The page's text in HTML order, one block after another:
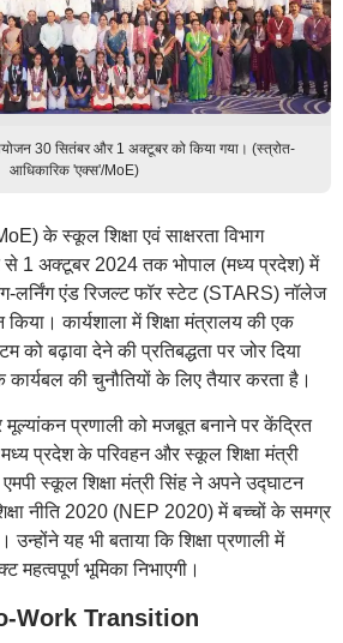
30 सितंबर और 1 अक्टूबर को किया गया। (स्त्रोत-
आधिकारिक 'एक्स'/MoE)
के स्कूल शिक्षा एवं साक्षरता विभाग
1 अक्टूबर 2024 तक भोपाल (मध्य प्रदेश) में
लर्निंग एंड रिजल्ट फॉर स्टेट (STARS) नॉलेज
कार्यशाला में शिक्षा मंत्रालय की एक
बढ़ावा देने की प्रतिबद्धता पर जोर दिया
कार्यबल की चुनौतियों के लिए तैयार करता है।
प्रणाली को मजबूत बनाने पर केंद्रित
प्रदेश के परिवहन और स्कूल शिक्षा मंत्री
स्कूल शिक्षा मंत्री सिंह ने अपने उद्घाटन
नीति 2020 (NEP 2020) में बच्चों के समग्र
उन्होंने यह भी बताया कि शिक्षा प्रणाली में
महत्वपूर्ण भूमिका निभाएगी।
Work Transition